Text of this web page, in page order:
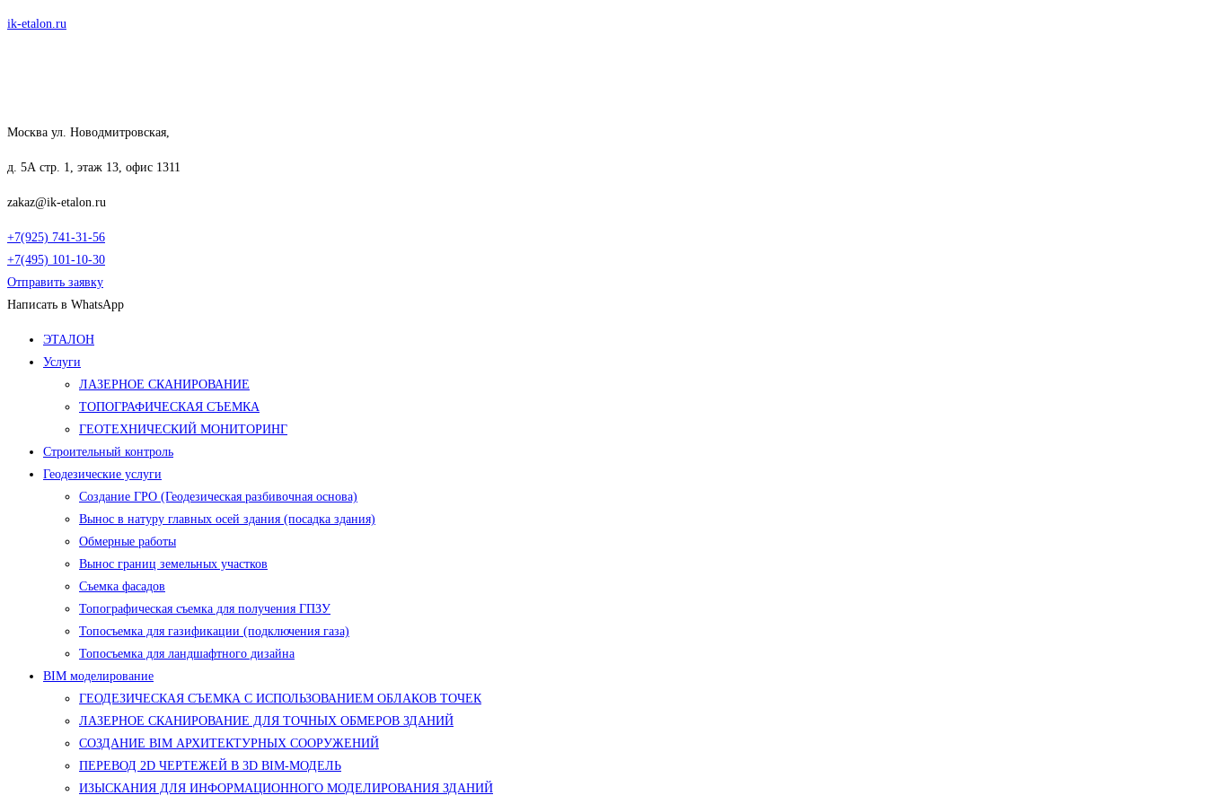
Перейти
ik-etalon.ru
Москва ул. Новодмитровская,
д. 5А стр. 1, этаж 13, офис 1311
zakaz@ik-etalon.ru
+7(925) 741-31-56
+7(495) 101-10-30
Отправить заявку
Написать в WhatsApp
Меню
ЭТАЛОН
Услуги
ЛАЗЕРНОЕ СКАНИРОВАНИЕ
ТОПОГРАФИЧЕСКАЯ СЪЕМКА
ГЕОТЕХНИЧЕСКИЙ МОНИТОРИНГ
Строительный контроль
Геодезические услуги
Создание ГРО (Геодезическая разбивочная основа)
Вынос в натуру главных осей здания (посадка здания)
Обмерные работы
Вынос границ земельных участков
Съемка фасадов
Топографическая съемка для получения ГПЗУ
Топосъемка для газификации (подключения газа)
Топосъемка для ландшафтного дизайна
BIM моделирование
ГЕОДЕЗИЧЕСКАЯ СЪЕМКА С ИСПОЛЬЗОВАНИЕМ ОБЛАКОВ ТОЧЕК
ЛАЗЕРНОЕ СКАНИРОВАНИЕ ДЛЯ ТОЧНЫХ ОБМЕРОВ ЗДАНИЙ
СОЗДАНИЕ BIM АРХИТЕКТУРНЫХ СООРУЖЕНИЙ
ПЕРЕВОД 2D ЧЕРТЕЖЕЙ В 3D BIM-МОДЕЛЬ
ИЗЫСКАНИЯ ДЛЯ ИНФОРМАЦИОННОГО МОДЕЛИРОВАНИЯ ЗДАНИЙ